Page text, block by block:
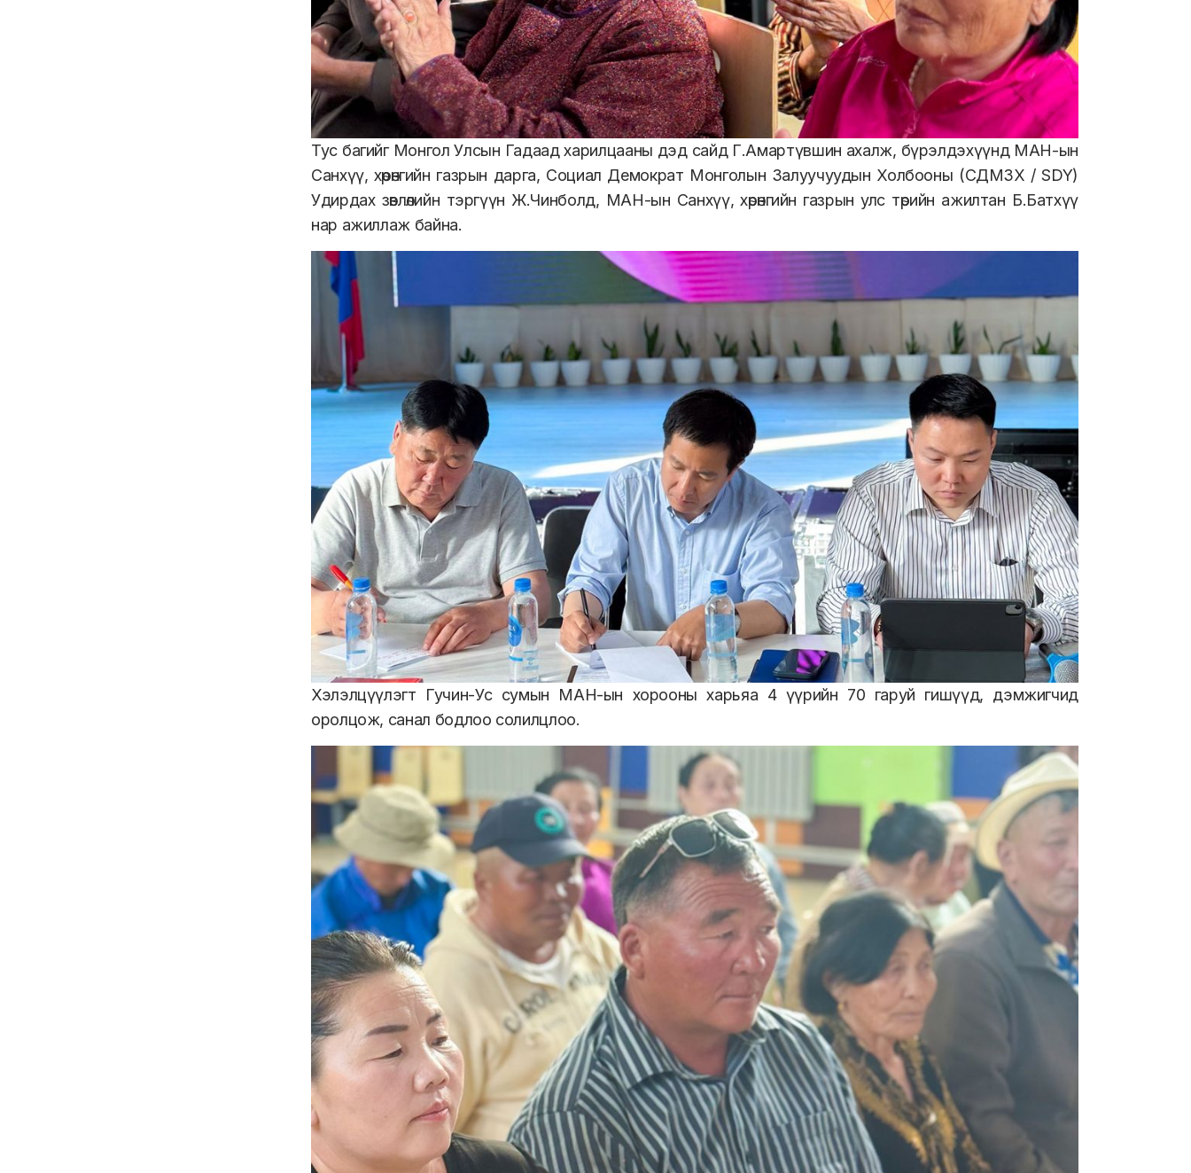
Тус багийг Монгол Улсын Гадаад харилцааны дэд сайд Г.Амартүвшин ахалж, бүрэлдэхүүнд МАН-ын
Санхүү, хөрөнгийн газрын дарга, Социал Демократ Монголын Залуучуудын Холбооны (СДМЗХ / SDY)
Удирдах зөвлөлийн тэргүүн Ж.Чинболд, МАН-ын Санхүү, хөрөнгийн газрын улс төрийн ажилтан Б.Батхүү
нар ажиллаж байна.
Хэлэлцүүлэгт Гучин-Ус сумын МАН-ын хорооны харьяа 4 үүрийн 70 гаруй гишүүд, дэмжигчид
оролцож, санал бодлоо солилцлоо.